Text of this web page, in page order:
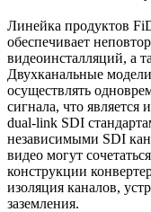
Линейка продуктов
обеспечивает
видеоинсталляций, а
Двухканальные
осуществлять
сигнала, что
dual-link SDI
независимыми SDI
видео могут
конструкции
изоляция каналов,
заземления.